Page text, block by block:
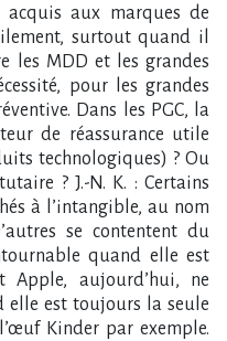
acquis aux marques de
surtout quand il
les MDD et les grandes
pour les grandes
Dans les PGC, la
de réassurance utile
technologiques) ? Ou
? J.-N. K. : Certains
à l’intangible, au nom
se contentent du
quand elle est
Apple, aujourd’hui, ne
elle est toujours la seule
Kinder par exemple.